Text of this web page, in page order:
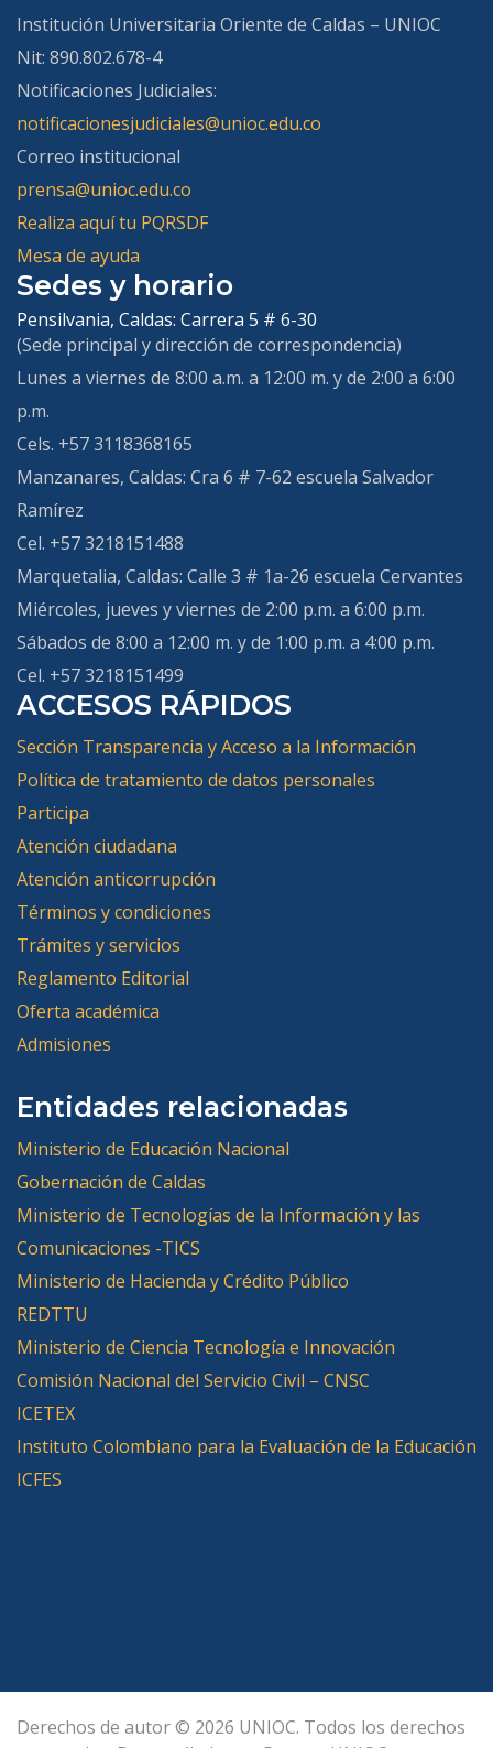
Institución Universitaria Oriente de Caldas – UNIOC
Nit: 890.802.678-4
Notificaciones Judiciales:
notificacionesjudiciales@unioc.edu.co
Correo institucional
prensa@unioc.edu.co
Realiza aquí tu PQRSDF
Mesa de ayuda
Sedes y horario
Pensilvania, Caldas: Carrera 5 # 6-30
(Sede principal y dirección de correspondencia)
Lunes a viernes de 8:00 a.m. a 12:00 m. y de 2:00 a 6:00
p.m.
Cels. +57 3118368165
Manzanares, Caldas: Cra 6 # 7-62 escuela Salvador
Ramírez
Cel. +57 3218151488
Marquetalia, Caldas: Calle 3 # 1a-26 escuela Cervantes
Miércoles, jueves y viernes de 2:00 p.m. a 6:00 p.m.
Sábados de 8:00 a 12:00 m. y de 1:00 p.m. a 4:00 p.m.
Cel. +57 3218151499
ACCESOS RÁPIDOS
Sección Transparencia y Acceso a la Información
Política de tratamiento de datos personales
Participa
Atención ciudadana
Atención anticorrupción
Términos y condiciones
Trámites y servicios
Reglamento Editorial
Oferta académica
Admisiones
Entidades relacionadas
Ministerio de Educación Nacional
Gobernación de Caldas
Ministerio de Tecnologías de la Información y las
Comunicaciones -TICS
Ministerio de Hacienda y Crédito Público
REDTTU
Ministerio de Ciencia Tecnología e Innovación
Comisión Nacional del Servicio Civil – CNSC
ICETEX
Instituto Colombiano para la Evaluación de la Educación
ICFES
Derechos de autor © 2026 UNIOC. Todos los derechos